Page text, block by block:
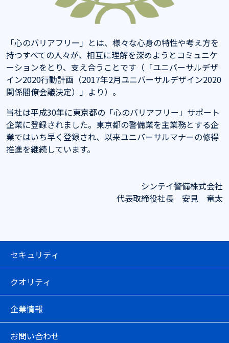
「⼼のバリアフリー」とは、様々な⼼⾝の特性や考え⽅を
持つすべての⼈々が、相互に理解を深めようとコミュニケ
ーションをとり、⽀え合うことです（「ユニバーサルデザ
イン2020⾏動計画（2017年2⽉ユニバーサルデザイン2020
関係閣僚会議決定）」より）。
当社は平成30年に東京都の「⼼のバリアフリー」サポート
企業に登録されました。東京都の警備業を主業務とする企
業ではいち早く登録され、以来ユニバーサルマナーの修得
推進を継続しています。
シンテイ警備株式会社
代表取締役社⻑ 安⾒ ⻯太
セキュリティ
クオリティ
企業情報
お問い合わせ